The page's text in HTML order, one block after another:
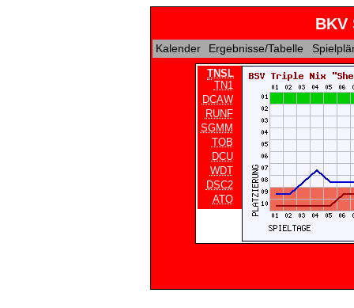
BKV
Kalender Ergebnisse/Tabelle
TNSL
TN1
DCAW
RUNF
SGMM
TOB
DCU
WDT
DSC2
ATO